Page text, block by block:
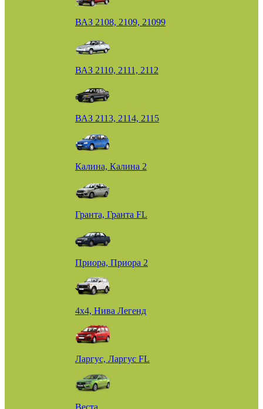
ВАЗ 2108, 2109, 21099
ВАЗ 2110, 2111, 2112
ВАЗ 2113, 2114, 2115
Калина, Калина 2
Гранта, Гранта FL
Приора, Приора 2
4х4, Нива Легенд
Ларгус, Ларгус FL
Веста